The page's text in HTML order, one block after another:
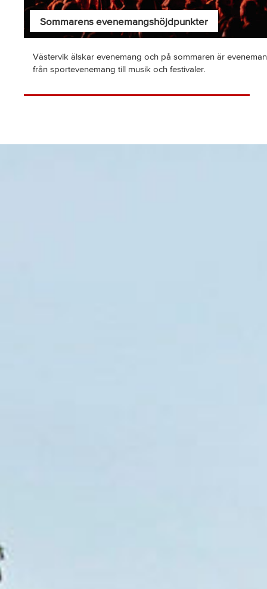
Sommarens evenemangshöjdpunkter
Västervik älskar evenemang och på sommaren är
från sportevenemang till musik och festivaler.